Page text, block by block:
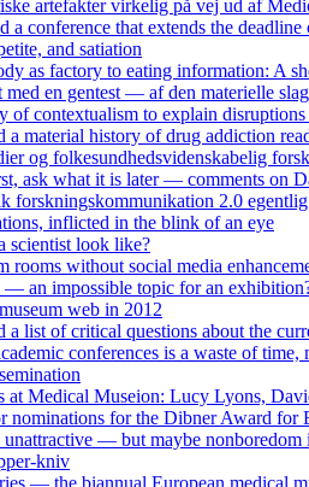
artefakter virkelig på vej ud af
a conference that extends the deadline
and satiation
as factory to eating information: A
en gentest — af den materielle
of contextualism to explain disruptions
a material history of drug addiction
og folkesundhedsvidenskabelig
ask what it is later — comments on
forskningskommunikation 2.0
inflicted in the blink of an eye
scientist look like?
rooms without social media
— an impossible topic for an
web in 2012
a list of critical questions about the
conferences is a waste of
at Medical Museion: Lucy Lyons,
nominations for the Dibner Award for
unattractive — but maybe nonboredom
kniv
— the biannual European medical